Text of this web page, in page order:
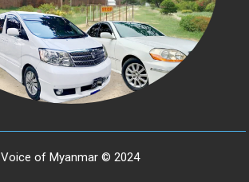
Voice of Myanmar © 2024